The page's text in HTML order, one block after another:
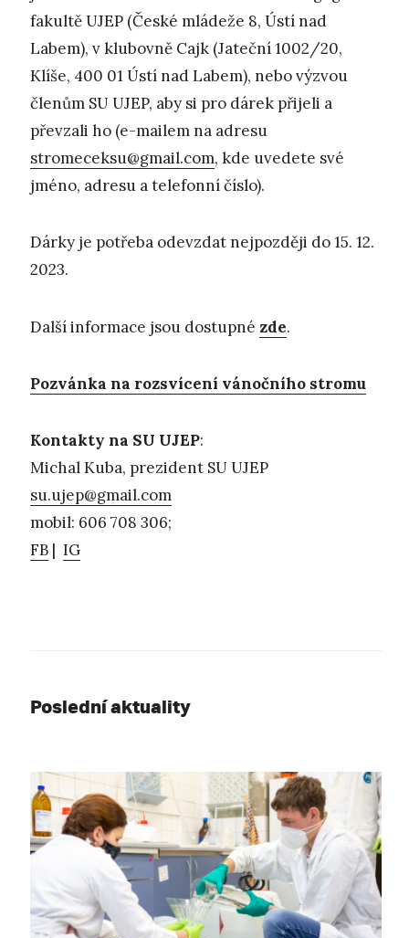
fakultě UJEP (České mládeže 8, Ústí nad
Labem), v klubovně Cajk (Jateční 1002/20,
Klíše, 400 01 Ústí nad Labem), nebo výzvou
členům SU UJEP, aby si pro dárek přijeli a
převzali ho (e-mailem na adresu
stromeceksu@gmail.com, kde uvedete své
jméno, adresu a telefonní číslo).
Dárky je potřeba odevzdat nejpozději do 15. 12.
2023.
Další informace jsou dostupné zde.
Pozvánka na rozsvícení vánočního stromu
Kontakty na SU UJEP:
Michal Kuba, prezident SU UJEP
su.ujep@gmail.com
mobil: 606 708 306;
FB | IG
Poslední aktuality